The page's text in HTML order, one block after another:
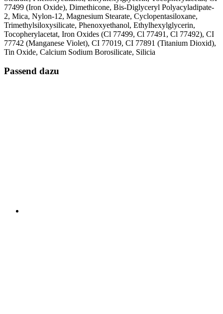
77499 (Iron Oxide), Dimethicone, Bis-Diglyceryl Polyacyladipate-
2, Mica, Nylon-12, Magnesium Stearate, Cyclopentasiloxane,
Trimethylsiloxysilicate, Phenoxyethanol, Ethylhexylglycerin,
Tocopherylacetat, Iron Oxides (Cl 77499, Cl 77491, Cl 77492), CI
77742 (Manganese Violet), CI 77019, CI 77891 (Titanium Dioxid),
Tin Oxide, Calcium Sodium Borosilicate, Silicia
Passend dazu